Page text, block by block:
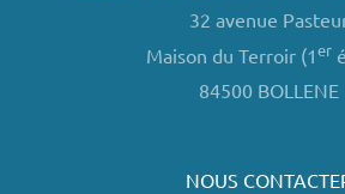
32 avenue
Maison du Terroir (1er
84500 BOLLENE
NOUS